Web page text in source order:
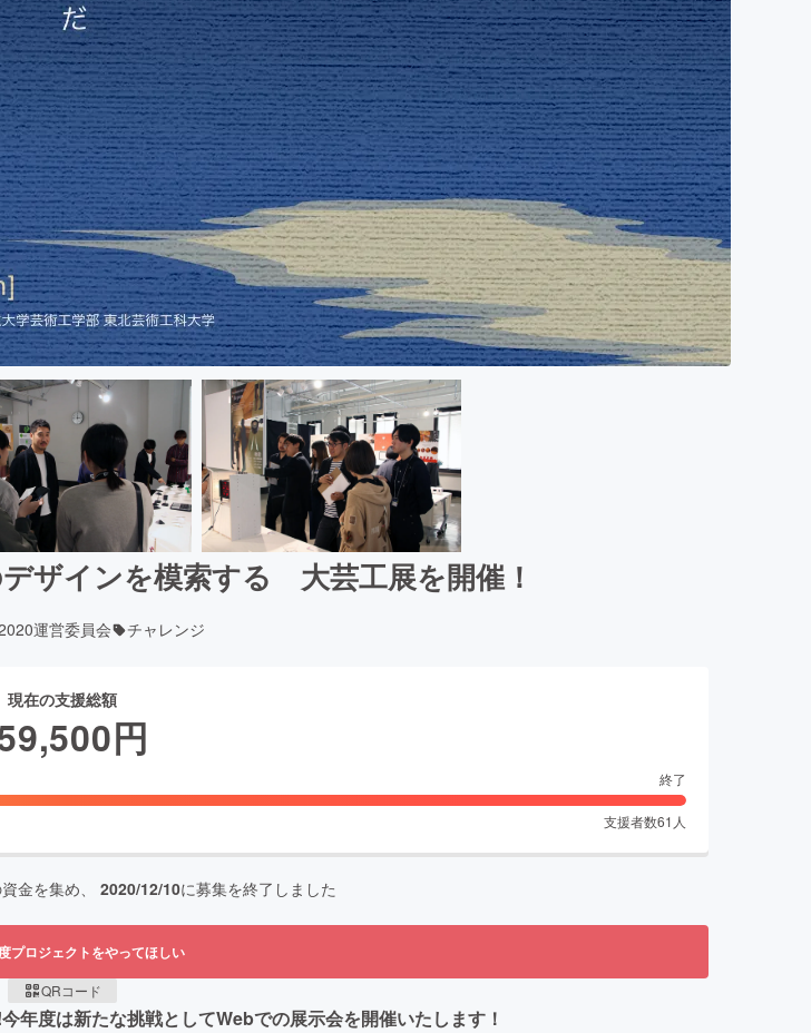
ザインを模索する 大芸工展を開催！
運営委員会 チャレンジ
現在の支援総額
円
終了
支援者数61 人
金を集め、 2020/12/10に募集を終了しました
プロジェクトをやってほしい
QRコード
年度は新たな挑戦としてWebでの展示会を開催いたします！